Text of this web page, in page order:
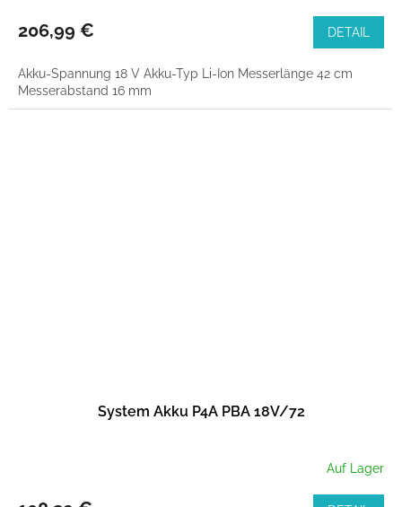
206,99 € DETAIL
Akku-Spannung 18 V Akku-Typ Li-Ion Messerlänge 42 cm
Messerabstand 16 mm
System Akku P4A PBA 18V/72
Auf Lager